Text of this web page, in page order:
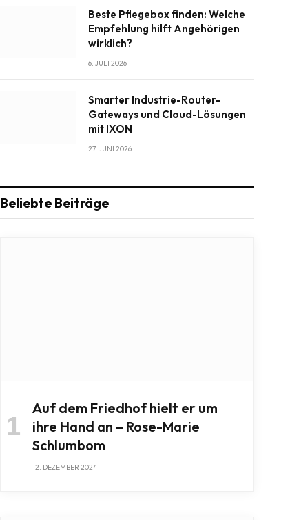
Beste Pflegebox finden: Welche
Empfehlung hilft Angehörigen
wirklich?
6. JULI 2026
Smarter Industrie-Router-
Gateways und Cloud-Lösungen
mit IXON
27. JUNI 2026
Beliebte Beiträge
Auf dem Friedhof hielt er um
ihre Hand an – Rose-Marie
Schlumbom
12. DEZEMBER 2024